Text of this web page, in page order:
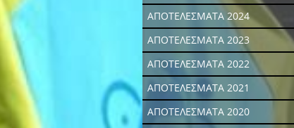
ΑΠΟΤΕΛΕΣΜΑΤΑ 2024
ΑΠΟΤΕΛΕΣΜΑΤΑ 2023
ΑΠΟΤΕΛΕΣΜΑΤΑ 2022
ΑΠΟΤΕΛΕΣΜΑΤΑ 2021
ΑΠΟΤΕΛΕΣΜΑΤΑ 2020